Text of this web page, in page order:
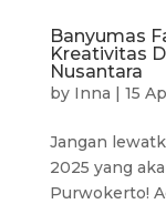
Banyumas
Kreativitas
Nusantara
by Inna | 15
Jangan
2025 yang
Purwokerto!